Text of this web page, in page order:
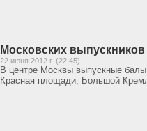
Московских
22 июня 2012 г. (22:45)
В центре Москвы выпускные
Красная площади, Большой